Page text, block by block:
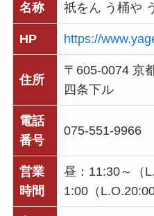
名称 祇をん う桶や
HP https://
住所
〒605-0074 京
四条下ル
電話
番号
075-551-9966
営業
時間
昼：11:30～（
1:00（L.O.20:00